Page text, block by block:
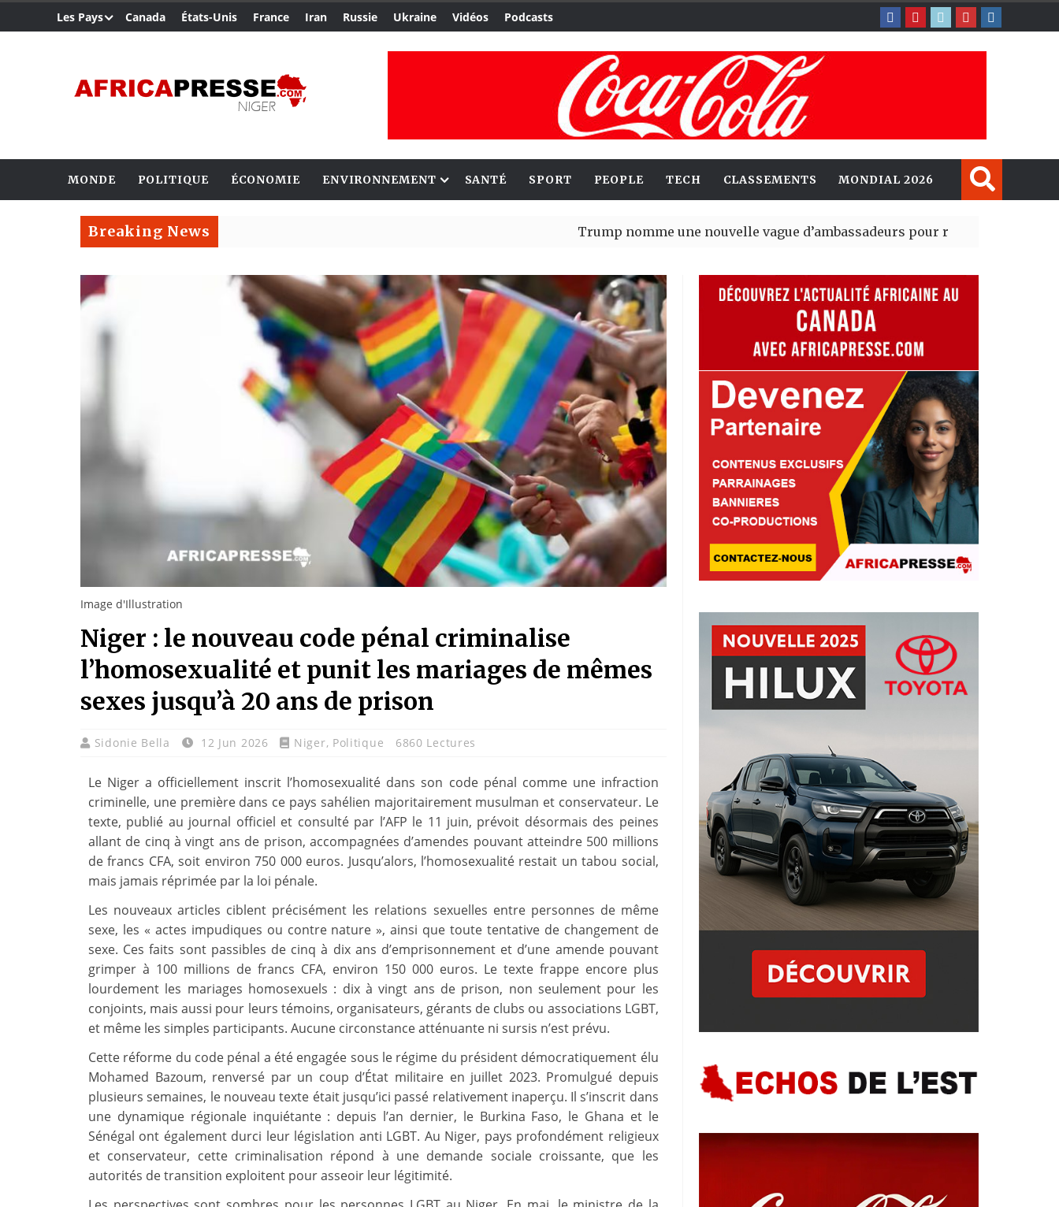
Les Pays Canada États-Unis France Iran Russie Ukraine Vidéos Podcasts
MONDE POLITIQUE ÉCONOMIE ENVIRONNEMENT SANTÉ SPORT PEOPLE TECH CLASSEMENTS MONDIAL 2026
Breaking News Trump nomme une nouvelle vague d’ambassadeurs pour renforcer la présence
Image d'Illustration
Niger : le nouveau code pénal criminalise
l’homosexualité et punit les mariages de mêmes
sexes jusqu’à 20 ans de prison
Sidonie Bella 12 Jun 2026 Niger, Politique 6860 Lectures
Le Niger a officiellement inscrit l’homosexualité dans son code pénal comme une infraction
criminelle, une première dans ce pays sahélien majoritairement musulman et conservateur. Le
texte, publié au journal officiel et consulté par l’AFP le 11 juin, prévoit désormais des peines
allant de cinq à vingt ans de prison, accompagnées d’amendes pouvant atteindre 500 millions
de francs CFA, soit environ 750 000 euros. Jusqu’alors, l’homosexualité restait un tabou social,
mais jamais réprimée par la loi pénale.
Les nouveaux articles ciblent précisément les relations sexuelles entre personnes de même
sexe, les « actes impudiques ou contre nature », ainsi que toute tentative de changement de
sexe. Ces faits sont passibles de cinq à dix ans d’emprisonnement et d’une amende pouvant
grimper à 100 millions de francs CFA, environ 150 000 euros. Le texte frappe encore plus
lourdement les mariages homosexuels : dix à vingt ans de prison, non seulement pour les
conjoints, mais aussi pour leurs témoins, organisateurs, gérants de clubs ou associations LGBT,
et même les simples participants. Aucune circonstance atténuante ni sursis n’est prévu.
Cette réforme du code pénal a été engagée sous le régime du président démocratiquement élu
Mohamed Bazoum, renversé par un coup d’État militaire en juillet 2023. Promulgué depuis
plusieurs semaines, le nouveau texte était jusqu’ici passé relativement inaperçu. Il s’inscrit dans
une dynamique régionale inquiétante : depuis l’an dernier, le Burkina Faso, le Ghana et le
Sénégal ont également durci leur législation anti LGBT. Au Niger, pays profondément religieux
et conservateur, cette criminalisation répond à une demande sociale croissante, que les
autorités de transition exploitent pour asseoir leur légitimité.